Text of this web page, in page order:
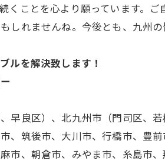
くことを心より願っています。
しれませんね。今後とも、九州の
ルを解決致します！
早良区）、北九州市（門司区、
、筑後市、大川市、行橋市、豊
市、朝倉市、みやま市、糸島市